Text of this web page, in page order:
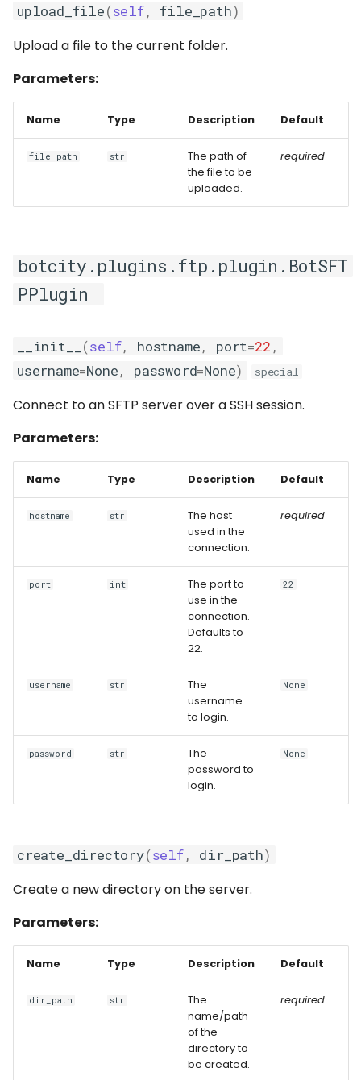
upload_file(self, file_path)
Upload a file to the current folder.
Parameters:
Name Type Description Default
file_path str
The path of
the file to be
uploaded.
required
botcity.plugins.ftp.plugin.BotSFT
PPlugin
__init__ (self, hostname, port=22 ,
username=None, password=None) special
Connect to an SFTP server over a SSH session.
Parameters:
Name Type Description Default
hostname str
The host
used in the
connection.
required
port int
The port to
use in the
connection.
Defaults to
22.
22
username str
The
username
to login.
None
password str
The
password to
login.
None
create_directory(self, dir_path)
Create a new directory on the server.
Parameters:
Name Type Description Default
dir_path str
The
name/path
of the
directory to
be created.
required